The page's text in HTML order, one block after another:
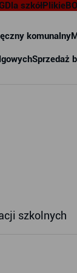
komunalny
Sprzedaż
Dla szkółPliki
szkolnych